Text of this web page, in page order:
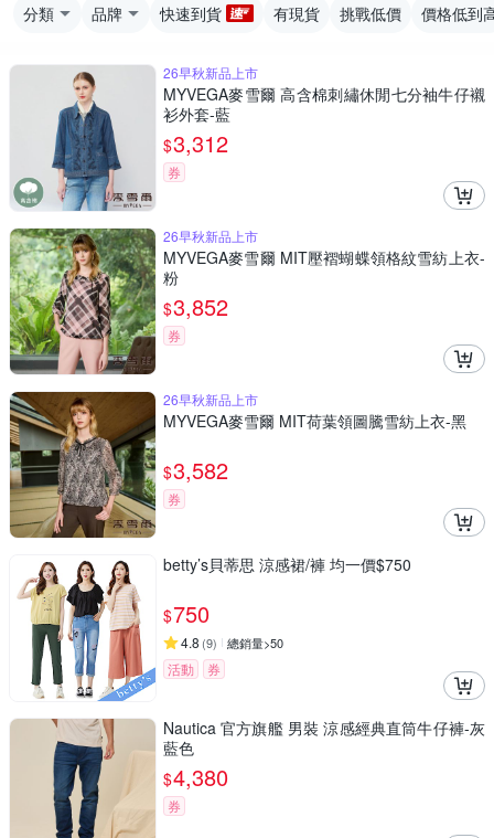
分類 品牌 快速到貨 有現貨 挑戰低價 價格低到
26早秋新品上市
MYVEGA麥雪爾 高含棉刺繡休閒七分袖牛仔襯
衫外套-藍
$3,312
券
26早秋新品上市
MYVEGA麥雪爾 MIT壓褶蝴蝶領格紋雪紡上衣-
粉
$3,852
券
26早秋新品上市
MYVEGA麥雪爾 MIT荷葉領圖騰雪紡上衣-黑
$3,582
券
betty’s貝蒂思 涼感裙/褲 均一價$750
$750
4.8 (9) 總銷量>50
活動 券
Nautica 官方旗艦 男裝 涼感經典直筒牛仔褲-灰
藍色
$4,380
券